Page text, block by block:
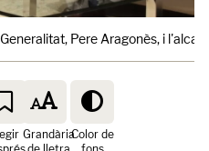
Pere Aragonès, i
GrandàriaColor de